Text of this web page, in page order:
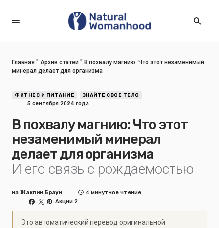
Главная " Архив статей " В похвалу магнию: Что этот незаменимый
минерал делает для организма
ФИТНЕС И ПИТАНИЕ ЗНАЙТЕ СВОЕ ТЕЛО
5 сентября 2024 года
В похвалу магнию: Что этот
незаменимый минерал
делает для организма
И его связь с рождаемостью
на Жаклин Браун
4 минутное чтение
Акции 2
Это автоматический перевод оригинальной